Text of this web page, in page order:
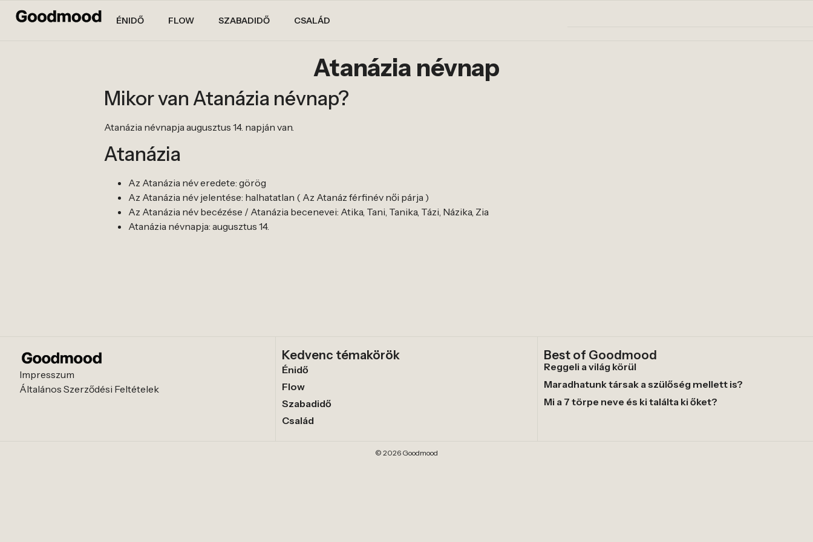
ÉNIDŐ FLOW SZABADIDŐ CSALÁD
Atanázia névnap
Mikor van Atanázia névnap?
Atanázia névnapja augusztus 14. napján van.
Atanázia
Az Atanázia név eredete: görög
Az Atanázia név jelentése: halhatatlan ( Az Atanáz férfinév női párja )
Az Atanázia név becézése / Atanázia becenevei: Atika, Tani, Tanika, Tázi, Názika, Zia
Atanázia névnapja: augusztus 14.
Impresszum
Általános Szerződési Feltételek
Kedvenc témakörök
Énidő
Flow
Szabadidő
Család
Best of Goodmood
Reggeli a világ körül
Maradhatunk társak a szülőség mellett is?
Mi a 7 törpe neve és ki találta ki őket?
© 2026 Goodmood